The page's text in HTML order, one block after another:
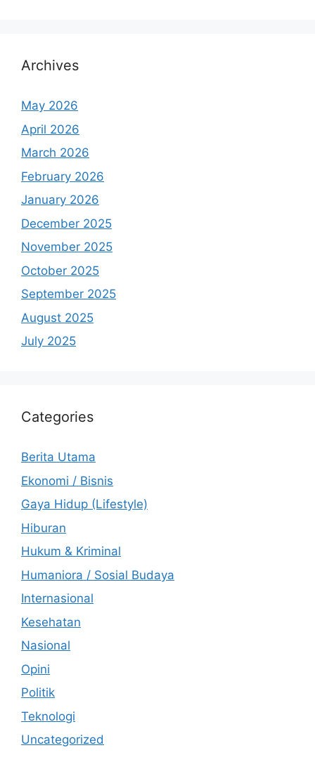
Archives
May 2026
April 2026
March 2026
February 2026
January 2026
December 2025
November 2025
October 2025
September 2025
August 2025
July 2025
Categories
Berita Utama
Ekonomi / Bisnis
Gaya Hidup (Lifestyle)
Hiburan
Hukum & Kriminal
Humaniora / Sosial Budaya
Internasional
Kesehatan
Nasional
Opini
Politik
Teknologi
Uncategorized